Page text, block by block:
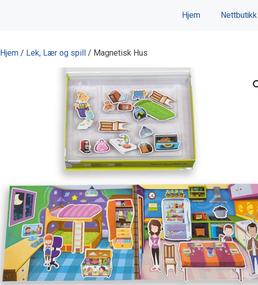
Hjem Nettbutikk
Hjem / Lek, Lær og spill / Magnetisk Hus